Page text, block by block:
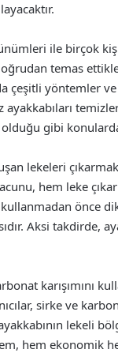
ile birçok
temas
çeşitli yöntemler
ayakkabıları
gibi
lekeleri
hem leke
önce
Aksi takdirde,
karışımını
sirke ve
lekeli
hem ekonomik